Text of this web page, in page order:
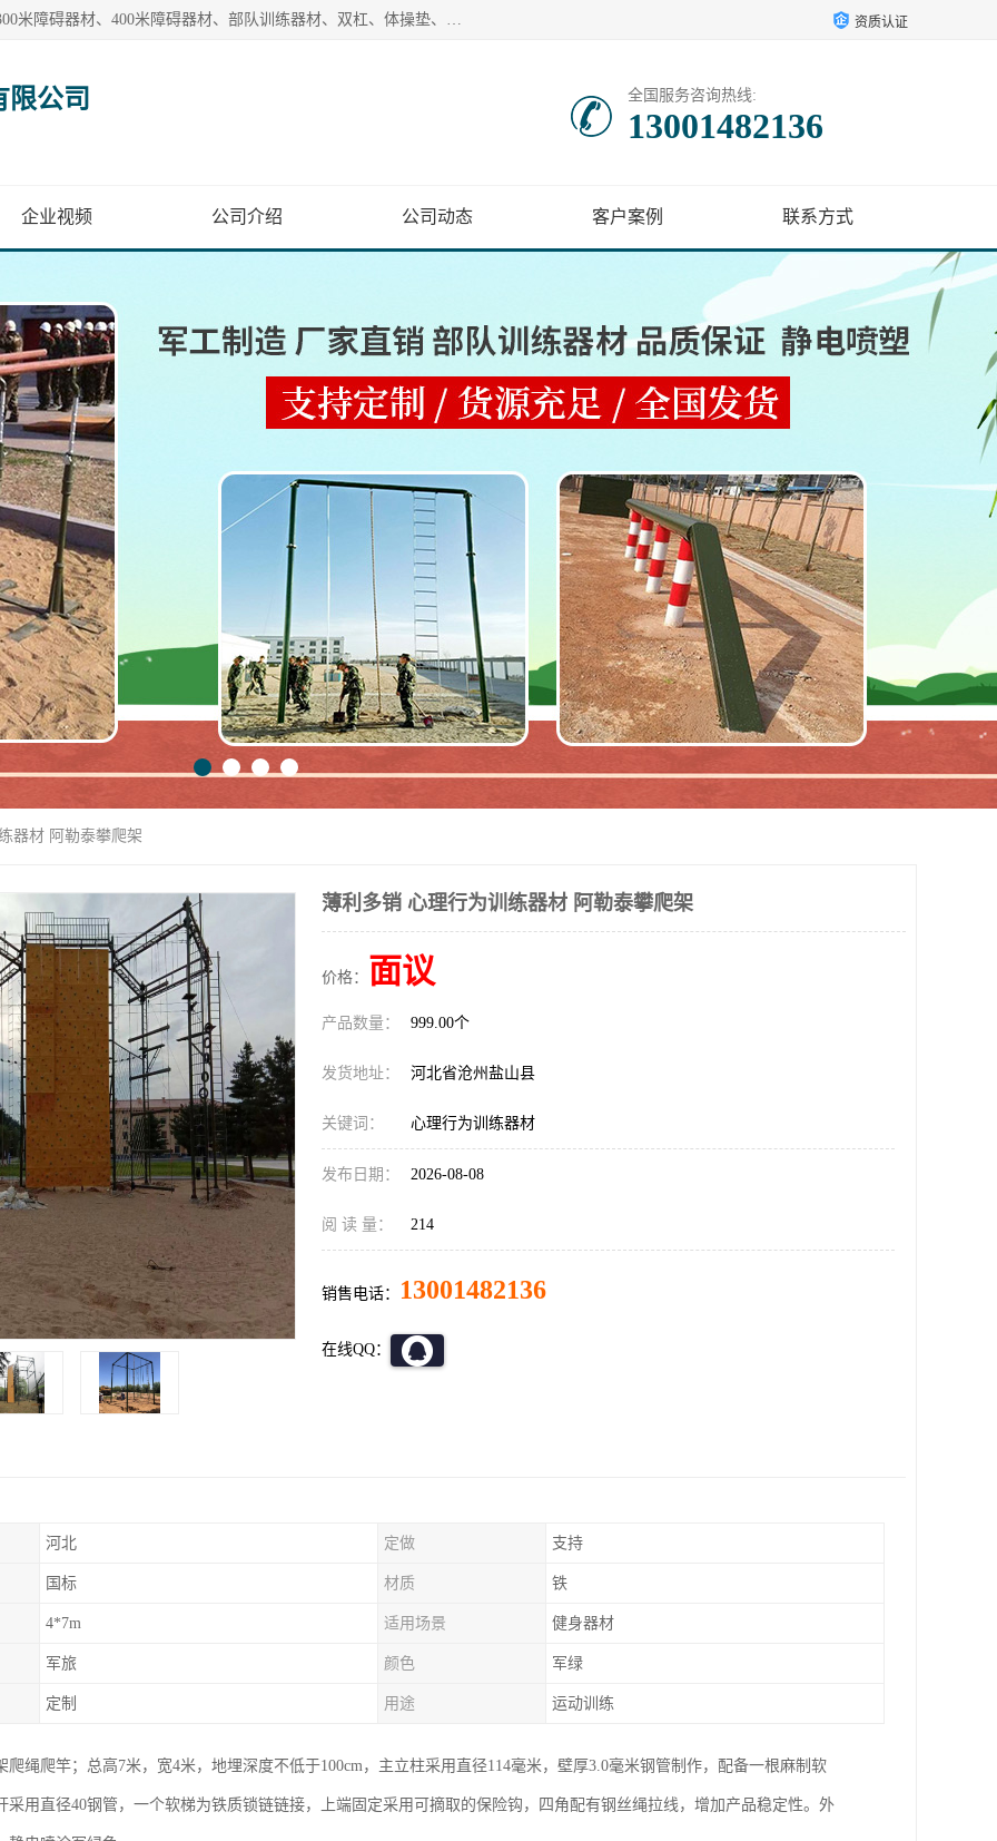
【1分钟前更新】盐山洛龙体育器材销售有限公司批量供应：300米障碍器材、400米障碍器材、部队训练器材、双杠、体操垫、舞蹈把杆等产品。盐山洛龙体育器材销售有限公司经过多年的发展，集研发，生产，销售，售后服务为一体. 奉行“质量，信誉，服务”的宗旨，以开拓创新的精神和真诚守信的态度积极进取。 资质认证
限公司 全国服务咨询热线:
13001482136
企业视频 公司介绍 公司动态 客户案例 联系方式
器材 阿勒泰攀爬架
薄利多销 心理行为训练器材 阿勒泰攀爬架
价格： 面议
产品数量： 999.00个
发货地址： 河北省沧州盐山县
关键词： 心理行为训练器材
发布日期： 2026-08-08
阅 读 量： 214
销售电话： 13001482136
在线QQ：
河北 定做 支持
国标 材质 铁
4*7m 适用场景 健身器材
军旅 颜色 军绿
定制 用途 运动训练
爬绳爬竿；总高7米，宽4米，地埋深度不低于100cm，主立柱采用直径114毫米，壁厚3.0毫米钢管制作，配备一根麻制软
采用直径40钢管，一个软梯为铁质锁链链接，上端固定采用可摘取的保险钩，四角配有钢丝绳拉线，增加产品稳定性。外